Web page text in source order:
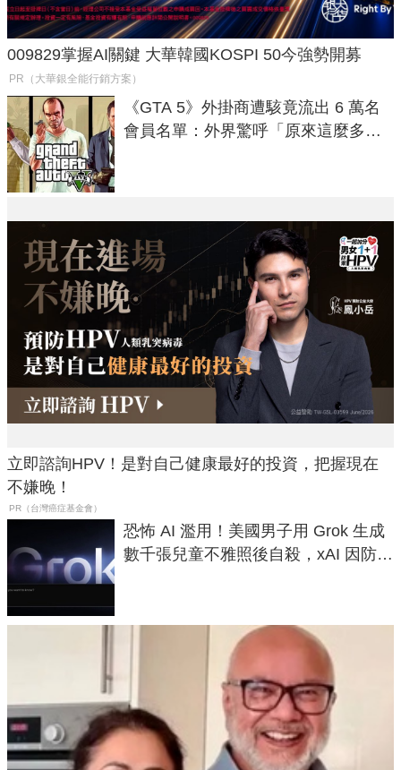
009829掌握AI關鍵 大華韓國KOSPI 50今強勢開募
PR（大華銀全能行銷方案）
《GTA 5》外掛商遭駭竟流出 6 萬名
會員名單：外界驚呼「原來這麼多人
立即諮詢HPV！是對自己健康最好的投資，把握現在
不嫌晚！
PR（台灣癌症基金會）
恐怖 AI 濫用！美國男子用 Grok 生成
數千張兒童不雅照後自殺，xAI 因防護